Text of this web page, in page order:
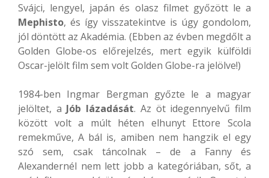
Svájci, lengyel, japán és olasz filmet győzött le a
Mephisto, és így visszatekintve is úgy gondolom,
jól döntött az Akadémia. (Ebben az évben megdőlt a
Golden Globe-os előrejelzés, mert egyik külföldi
Oscar-jelölt film sem volt Golden Globe-ra jelölve!)
1984-ben Ingmar Bergman győzte le a magyar
jelöltet, a Jób lázadását. Az öt idegennyelvű film
között volt a múlt héten elhunyt Ettore Scola
remekműve, A bál is, amiben nem hangzik el egy
szó sem, csak táncolnak – de a Fanny és
Alexandernél nem lett jobb a kategóriában, sőt, a